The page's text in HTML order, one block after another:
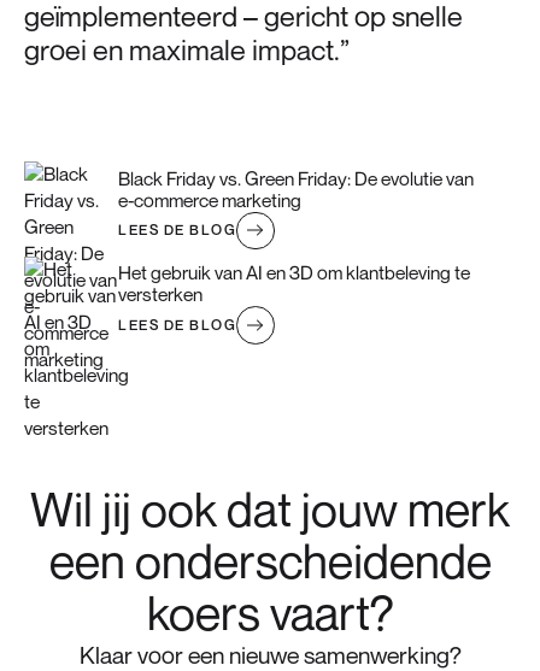
geïmplementeerd – gericht op snelle
groei en maximale impact.”
Black Friday vs. Green Friday: De evolutie van
e-commerce marketing
LEES DE BLOG
Het gebruik van AI en 3D om klantbeleving te
versterken
LEES DE BLOG
Wil jij ook dat jouw merk
een onderscheidende
koers vaart?
Klaar voor een nieuwe samenwerking?